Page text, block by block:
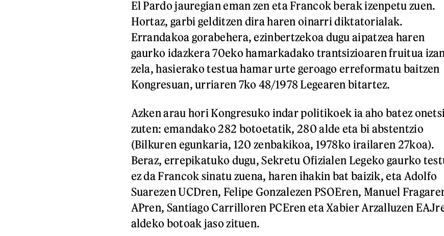
El Pardo jauregian eman zen eta Francok berak izenpetu zuen.
Hortaz, garbi gelditzen dira haren oinarri diktatorialak.
Errandakoa gorabehera, ezinbertzekoa dugu aipatzea haren
gaurko idazkera 70eko hamarkadako trantsizioaren fruitua izan
zela, hasierako testua hamar urte geroago erreformatu baitzen
Kongresuan, urriaren 7ko 48/1978 Legearen bitartez.
Azken arau hori Kongresuko indar politikoek ia aho batez onetsi
zuten: emandako 282 botoetatik, 280 alde eta bi abstentzio
(Bilkuren egunkaria, 120 zenbakikoa, 1978ko irailaren 27koa).
Beraz, errepikatuko dugu, Sekretu Ofizialen Legeko gaurko
ez da Francok sinatu zuena, haren ihakin bat baizik, eta Adolfo
Suarezen UCDren, Felipe Gonzalezen PSOEren, Manuel
APren, Santiago Carrilloren PCEren eta Xabier Arzalluzen
aldeko botoak jaso zituen.